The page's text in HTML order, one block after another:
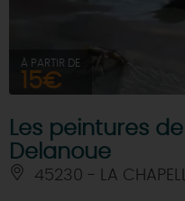
À PARTIR DE
15€
Les peintures
Delanoue
45230 - LA